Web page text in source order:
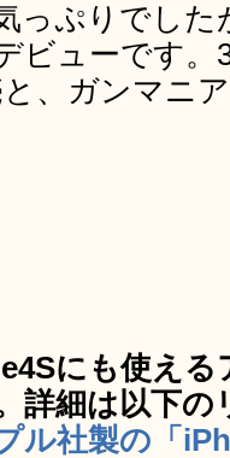
っぷりでした
ビューです。
、ガンマニ
にも使え
詳細は以下の
ル社製の「